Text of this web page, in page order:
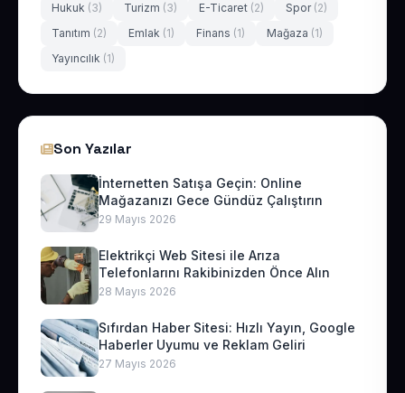
Hukuk (3) Turizm (3) E-Ticaret (2) Spor (2)
Tanıtım (2) Emlak (1) Finans (1) Mağaza (1)
Yayıncılık (1)
Son Yazılar
İnternetten Satışa Geçin: Online
Mağazanızı Gece Gündüz Çalıştırın
29 Mayıs 2026
Elektrikçi Web Sitesi ile Arıza
Telefonlarını Rakibinizden Önce Alın
28 Mayıs 2026
Sıfırdan Haber Sitesi: Hızlı Yayın, Google
Haberler Uyumu ve Reklam Geliri
27 Mayıs 2026